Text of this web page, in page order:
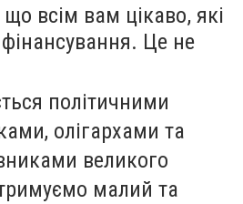
всім вам цікаво, які
Це не
політичними
олігархами та
великого
малий та